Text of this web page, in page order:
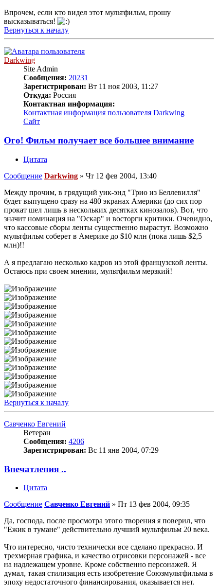
Впрочем, если кто видел этот мультфильм, прошу
высказываться!
Вернуться к началу
Darkwing
Site Admin
Сообщения: 20231
Зарегистрирован: Вт 11 ноя 2003, 11:27
Откуда: Россия
Контактная информация:
Контактная информация пользователя Darkwing
Сайт
Ого! Фильм получает все большее внимание
Цитата
Сообщение Darkwing » Чт 12 фев 2004, 13:40
Между прочим, в грядущий уик-энд "Трио из Беллевилля"
будет выпущено сразу на 480 экранах Америки (до сих пор
прокат шел лишь в нескольких десятках кинозалов). Вот, что
значит номинация на "Оскар" и восторги критики. Очевидно,
что кассовые сборы ленты существенно вырастут. Возможно
мультфильм соберет в Америке до $10 млн (пока лишь $2,5
млн)!!
А я предлагаю несколько кадров из этой французской ленты.
Остаюсь при своем мнении, мультфильм мерзкий!
Вернуться к началу
Савченко Евгений
Ветеран
Сообщения: 4206
Зарегистрирован: Вс 11 янв 2004, 07:29
Впечатления ..
Цитата
Сообщение Савченко Евгений » Пт 13 фев 2004, 09:35
Да, господа, после просмотра этого творения я поверил, что
"Ежик в тумане" действительно лучший мультфильм 20 века.
Что интересно, чисто технически все сделано прекрасно. И
трехмерная графика, и качество отрисовки персонажей - все
на надлежащем уровне. Кроме собственно персонажей. Я
думал, такая стилизация есть изобретение Союзмультфильма в
эпоху недостаточного финансирования, оказывается нет.